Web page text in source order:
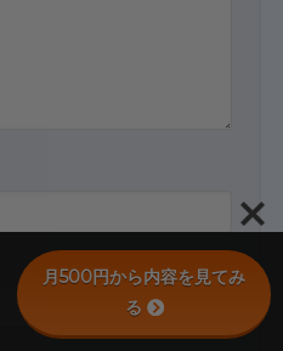
月500円から内容を見てみ
る